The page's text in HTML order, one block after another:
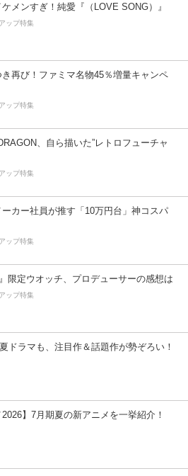
メンすぎ！純愛『（LOVE SONG）』
ップ特集
き再び！ファミマ名物45％増量キャンペ
ップ特集
、自ら描いた”レトロフューチャ
ップ特集
ーカー社員が推す「10万円台」神コスパ
ップ特集
』限定ウオッチ、プロデューサーの感想は
ップ特集
ドラマも、注目作＆話題作が勢ぞろい！
2026】7月期夏の新アニメを一挙紹介！